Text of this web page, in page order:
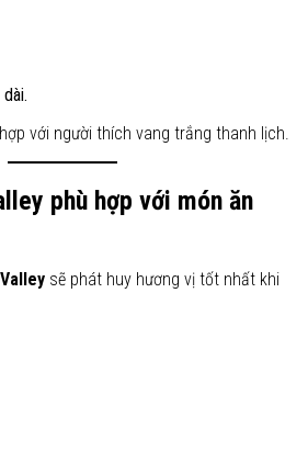
với người thích vang trắng thanh lịch.
phù hợp với món ăn
sẽ phát huy hương vị tốt nhất khi